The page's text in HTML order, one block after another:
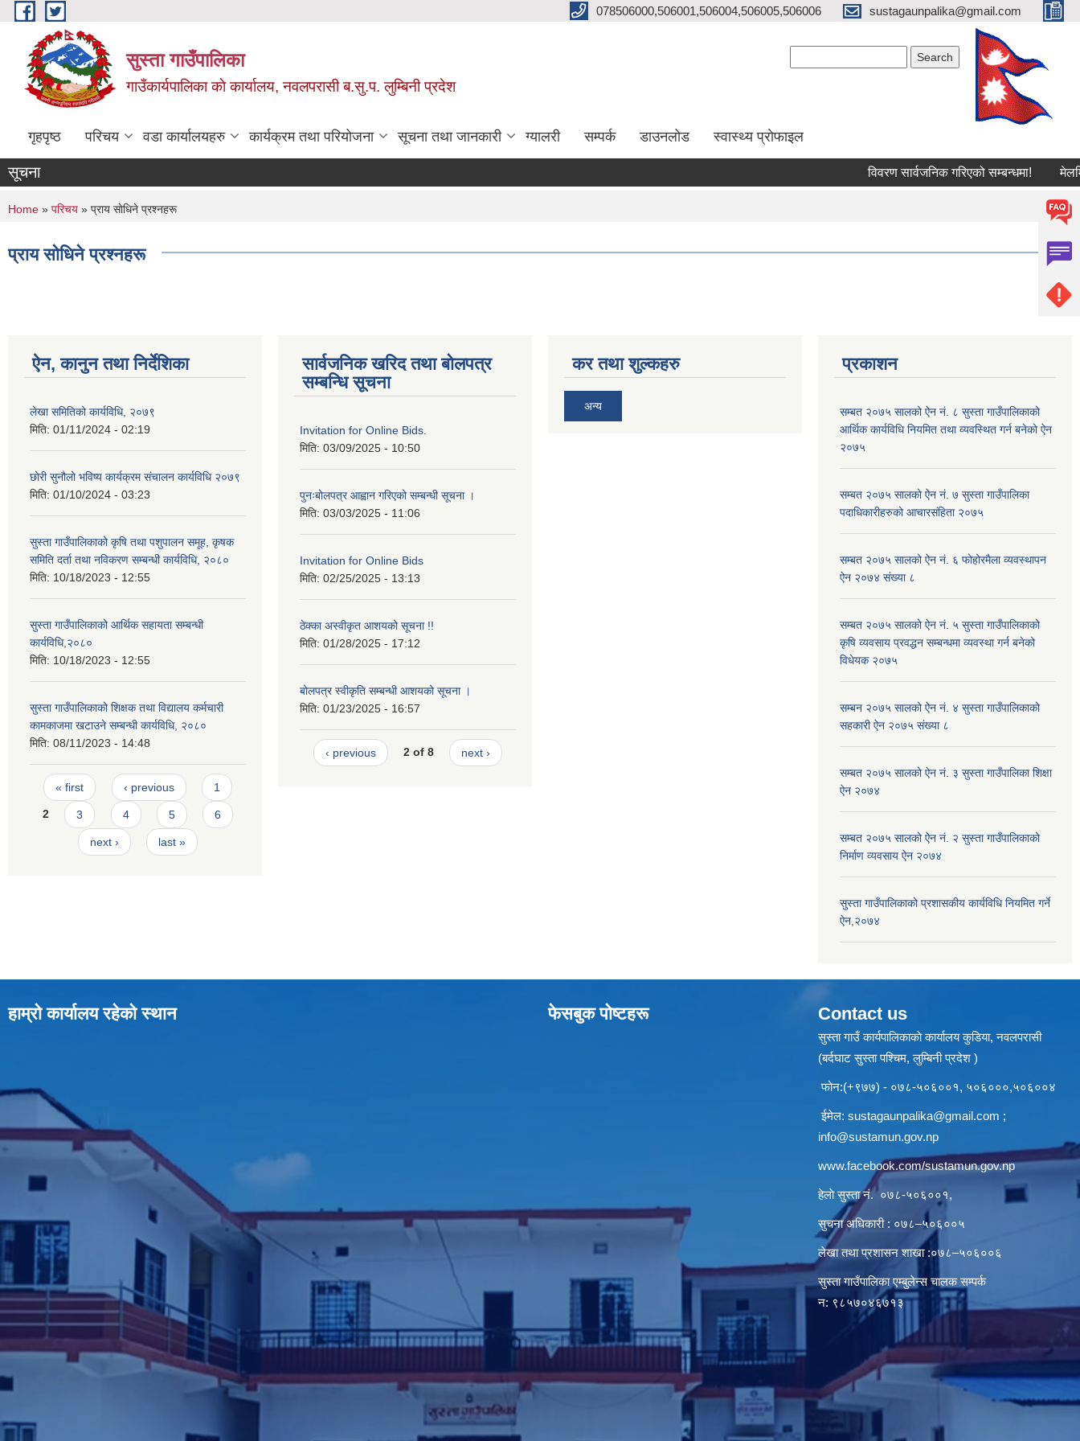
Skip to main content 078506000,506001,506004,506005,506006 sustagaunpalika@gmail.com
सुस्ता गाउँपालिका
गाउँकार्यपालिका काे कार्यालय, नवलपरासी ब.सु.प. लुम्बिनी प्रदेश
गृहपृष्ठ परिचय वडा कार्यालयहरु कार्यक्रम तथा परियोजना सूचना तथा जानकारी ग्यालरी सम्पर्क डाउनलोड स्वास्थ्य प्राेफाइल
सूचना विवरण सार्वजनिक गरिएको सम्बन्धमा!
You are here
Home » परिचय » प्राय साेधिने प्रश्नहरू
प्राय साेधिने प्रश्नहरू
ऐन, कानुन तथा निर्देशिका
लेखा समितिको कार्यविधि, २०७९
मिति: 01/11/2024 - 02:19
छोरी सुनौलो भविष्य कार्यक्रम संचालन कार्यविधि २०७९
मिति: 01/10/2024 - 03:23
सुस्ता गाउँपालिकाको कृषि तथा पशुपालन समूह, कृषक
समिति दर्ता तथा नविकरण सम्बन्धी कार्यविधि, २०८०
मिति: 10/18/2023 - 12:55
सुस्ता गाउँपालिकाको आर्थिक सहायता सम्बन्धी
कार्यविधि,२०८०
मिति: 10/18/2023 - 12:55
सुस्ता गाउँपालिकाको शिक्षक तथा विद्यालय कर्मचारी
कामकाजमा खटाउने सम्बन्धी कार्यविधि, २०८०
मिति: 08/11/2023 - 14:48
Pages
« first ‹ previous 1
2 3 4 5 6
next › last »
सार्वजनिक खरिद तथा बोलपत्र
सम्बन्धि सूचना
Invitation for Online Bids.
मिति: 03/09/2025 - 10:50
पुनःबोलपत्र आह्वान गरिएको सम्बन्धी सूचना ।
मिति: 03/03/2025 - 11:06
Invitation for Online Bids
मिति: 02/25/2025 - 13:13
ठेक्का अस्वीकृत आशयको सूचना !!
मिति: 01/28/2025 - 17:12
बोलपत्र स्वीकृति सम्बन्धी आशयको सूचना ।
मिति: 01/23/2025 - 16:57
‹ previous 2 of 8 next ›
कर तथा शुल्कहरु
अन्य
प्रकाशन
सम्बत २०७५ सालको ऐन नं. ८ सुस्ता गाउँपालिकाको
आर्थिक कार्यविधि नियमित तथा व्यवस्थित गर्न बनेको ऐन
२०७५
सम्बत २०७५ सालको ऐन नं. ७ सुस्ता गाउँपालिका
पदाधिकारीहरुको आचारसंहिता २०७५
सम्बत २०७५ सालको ऐन नं. ६ फोहोरमैला व्यवस्थापन
ऐन २०७४ संख्या ८
सम्बत २०७५ सालको ऐन नं. ५ सुस्ता गाउँपालिकाको
कृषि व्यवसाय प्रवद्धन सम्बन्धमा व्यवस्था गर्न बनेको
विधेयक २०७५
सम्बन २०७५ सालको ऐन नं. ४ सुस्ता गाउँपालिकाको
सहकारी ऐन २०७५ संख्या ८
सम्बत २०७५ सालको ऐन नं. ३ सुस्ता गाउँपालिका शिक्षा
ऐन २०७४
सम्बत २०७५ सालको ऐन नं. २ सुस्ता गाउँपालिकाको
निर्माण व्यवसाय ऐन २०७४
सुस्ता गाउँपालिकाको प्रशासकीय कार्यविधि नियमित गर्ने
ऐन,२०७४
हाम्रो कार्यालय रहेको स्थान फेसबुक पाेष्टहरू Contact us
सुस्ता गाउँ कार्यपालिकाकाे कार्यालय कुडिया, नवलपरासी
(बर्दघाट सुस्ता पश्चिम, लुम्बिनी प्रदेश )
फोन:(+९७७) - ०७८-५०६००१, ५०६०००,५०६००४
ईमेल: sustagaunpalika@gmail.com ;
info@sustamun.gov.np
www.facebook.com/sustamun.gov.np
हेलाे सुस्ता नं.०७८-५०६००१,
सुचना अधिकारी : ०७८–५०६००५
लेखा तथा प्रशासन शाखा :०७८–५०६००६
सुस्ता गाउँपालिका एम्बुलेन्स चालक सम्पर्क
न‌‍: ९८५७०४६७१३